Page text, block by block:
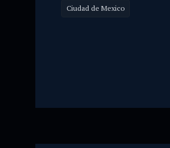
Ciudad de Mexico